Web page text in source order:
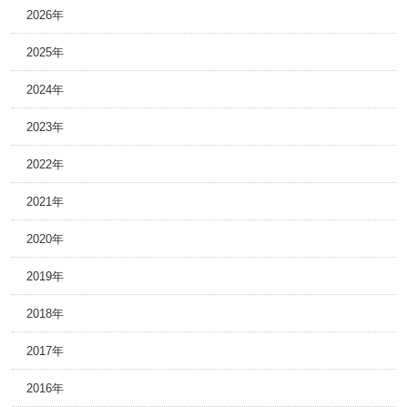
2026年
2025年
2024年
2023年
2022年
2021年
2020年
2019年
2018年
2017年
2016年